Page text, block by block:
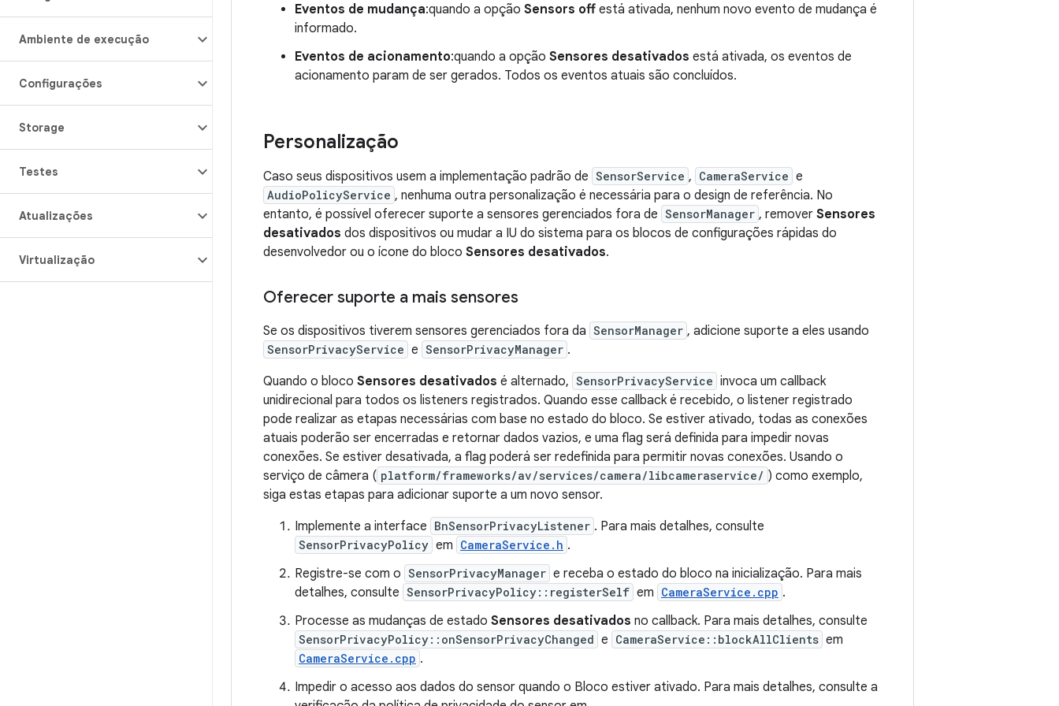
Ambiente de execução
Configurações
Storage
Testes
Atualizações
Virtualização
Eventos de mudança:quando a opção Sensors off está ativada, nenhum novo evento de mudança é
informado.
Eventos de acionamento:quando a opção Sensores desativados está ativada, os eventos de
acionamento param de ser gerados. Todos os eventos atuais são concluídos.
Personalização
Caso seus dispositivos usem a implementação padrão de SensorService , CameraService e
AudioPolicyService , nenhuma outra personalização é necessária para o design de referência. No
entanto, é possível oferecer suporte a sensores gerenciados fora de SensorManager , remover Sensores
desativados dos dispositivos ou mudar a IU do sistema para os blocos de configurações rápidas do
desenvolvedor ou o ícone do bloco Sensores desativados.
Oferecer suporte a mais sensores
Se os dispositivos tiverem sensores gerenciados fora da SensorManager , adicione suporte a eles usando
SensorPrivacyService e SensorPrivacyManager .
Quando o bloco Sensores desativados é alternado, SensorPrivacyService invoca um callback
unidirecional para todos os listeners registrados. Quando esse callback é recebido, o listener registrado
pode realizar as etapas necessárias com base no estado do bloco. Se estiver ativado, todas as conexões
atuais poderão ser encerradas e retornar dados vazios, e uma flag será definida para impedir novas
conexões. Se estiver desativada, a flag poderá ser redefinida para permitir novas conexões. Usando o
serviço de câmera ( platform/frameworks/av/services/camera/libcameraservice/ ) como exemplo,
siga estas etapas para adicionar suporte a um novo sensor.
Implemente a interface BnSensorPrivacyListener . Para mais detalhes, consulte
SensorPrivacyPolicy em CameraService.h .
Registre-se com o SensorPrivacyManager e receba o estado do bloco na inicialização. Para mais
detalhes, consulte SensorPrivacyPolicy::registerSelf em CameraService.cpp .
Processe as mudanças de estado Sensores desativados no callback. Para mais detalhes, consulte
SensorPrivacyPolicy::onSensorPrivacyChanged e CameraService::blockAllClients em
CameraService.cpp .
Impedir o acesso aos dados do sensor quando o Bloco estiver ativado. Para mais detalhes, consulte a